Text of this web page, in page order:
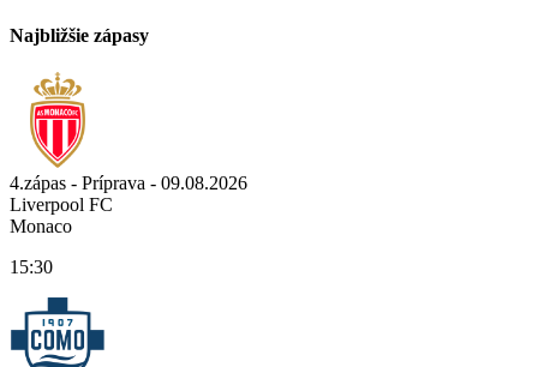
Najbližšie zápasy
4.zápas - Príprava - 09.08.2026
Liverpool FC
Monaco
15:30